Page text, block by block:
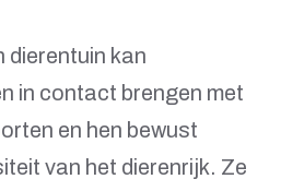
dierentuin kan
in contact brengen met
en hen bewust
van het dierenrijk. Ze